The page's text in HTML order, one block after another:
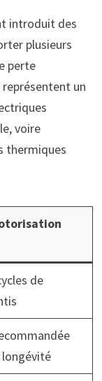
introduit des
plusieurs
perte
un
voire
thermiques
de